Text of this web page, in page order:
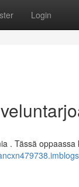
Login
. Tässä oppaassa